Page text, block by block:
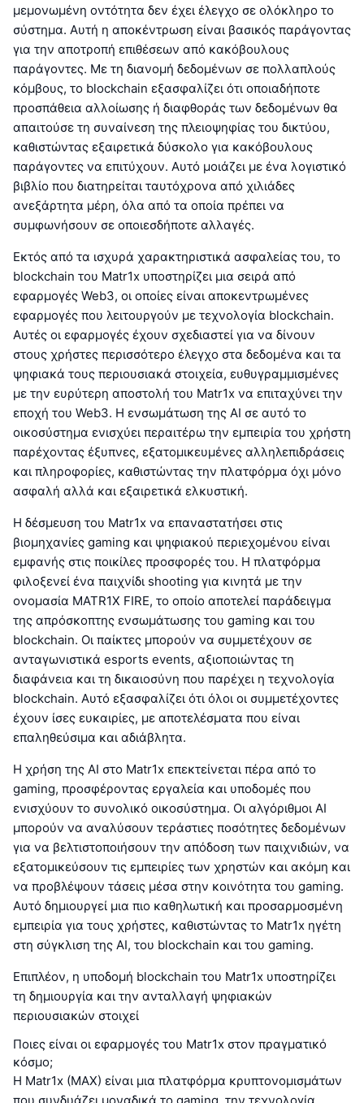
μεμονωμένη οντότητα δεν έχει έλεγχο σε ολόκληρο το
σύστημα. Αυτή η αποκέντρωση είναι βασικός παράγοντας
για την αποτροπή επιθέσεων από κακόβουλους
παράγοντες. Με τη διανομή δεδομένων σε πολλαπλούς
κόμβους, το blockchain εξασφαλίζει ότι οποιαδήποτε
προσπάθεια αλλοίωσης ή διαφθοράς των δεδομένων θα
απαιτούσε τη συναίνεση της πλειοψηφίας του δικτύου,
καθιστώντας εξαιρετικά δύσκολο για κακόβουλους
παράγοντες να επιτύχουν. Αυτό μοιάζει με ένα λογιστικό
βιβλίο που διατηρείται ταυτόχρονα από χιλιάδες
ανεξάρτητα μέρη, όλα από τα οποία πρέπει να
συμφωνήσουν σε οποιεσδήποτε αλλαγές.
Εκτός από τα ισχυρά χαρακτηριστικά ασφαλείας του, το
blockchain του Matr1x υποστηρίζει μια σειρά από
εφαρμογές Web3, οι οποίες είναι αποκεντρωμένες
εφαρμογές που λειτουργούν με τεχνολογία blockchain.
Αυτές οι εφαρμογές έχουν σχεδιαστεί για να δίνουν
στους χρήστες περισσότερο έλεγχο στα δεδομένα και τα
ψηφιακά τους περιουσιακά στοιχεία, ευθυγραμμισμένες
με την ευρύτερη αποστολή του Matr1x να επιταχύνει την
εποχή του Web3. Η ενσωμάτωση της AI σε αυτό το
οικοσύστημα ενισχύει περαιτέρω την εμπειρία του χρήστη
παρέχοντας έξυπνες, εξατομικευμένες αλληλεπιδράσεις
και πληροφορίες, καθιστώντας την πλατφόρμα όχι μόνο
ασφαλή αλλά και εξαιρετικά ελκυστική.
Η δέσμευση του Matr1x να επαναστατήσει στις
βιομηχανίες gaming και ψηφιακού περιεχομένου είναι
εμφανής στις ποικίλες προσφορές του. Η πλατφόρμα
φιλοξενεί ένα παιχνίδι shooting για κινητά με την
ονομασία MATR1X FIRE, το οποίο αποτελεί παράδειγμα
της απρόσκοπτης ενσωμάτωσης του gaming και του
blockchain. Οι παίκτες μπορούν να συμμετέχουν σε
ανταγωνιστικά esports events, αξιοποιώντας τη
διαφάνεια και τη δικαιοσύνη που παρέχει η τεχνολογία
blockchain. Αυτό εξασφαλίζει ότι όλοι οι συμμετέχοντες
έχουν ίσες ευκαιρίες, με αποτελέσματα που είναι
επαληθεύσιμα και αδιάβλητα.
Η χρήση της AI στο Matr1x επεκτείνεται πέρα από το
gaming, προσφέροντας εργαλεία και υποδομές που
ενισχύουν το συνολικό οικοσύστημα. Οι αλγόριθμοι AI
μπορούν να αναλύσουν τεράστιες ποσότητες δεδομένων
για να βελτιστοποιήσουν την απόδοση των παιχνιδιών, να
εξατομικεύσουν τις εμπειρίες των χρηστών και ακόμη και
να προβλέψουν τάσεις μέσα στην κοινότητα του gaming.
Αυτό δημιουργεί μια πιο καθηλωτική και προσαρμοσμένη
εμπειρία για τους χρήστες, καθιστώντας το Matr1x ηγέτη
στη σύγκλιση της AI, του blockchain και του gaming.
Επιπλέον, η υποδομή blockchain του Matr1x υποστηρίζει
τη δημιουργία και την ανταλλαγή ψηφιακών
περιουσιακών στοιχεί
Ποιες είναι οι εφαρμογές του Matr1x στον πραγματικό
κόσμο;
Η Matr1x (MAX) είναι μια πλατφόρμα κρυπτονομισμάτων